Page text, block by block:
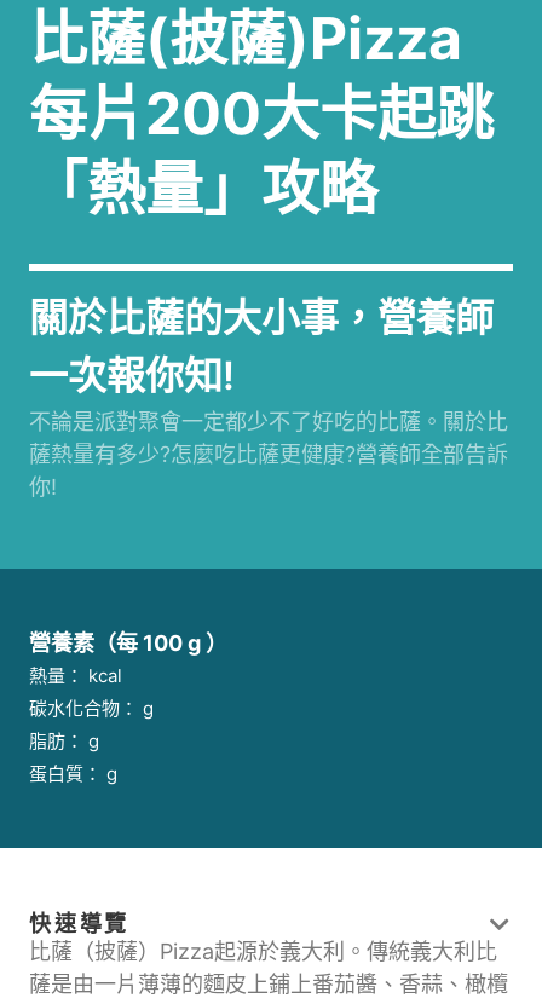
比薩(披薩)Pizza
每片200大卡起跳
「熱量」攻略
關於比薩的大小事，營養師
一次報你知!
不論是派對聚會一定都少不了好吃的比薩。關於比
薩熱量有多少?怎麼吃比薩更健康?營養師全部告訴
你!
營養素（每 100 g ）
熱量： kcal
碳水化合物： g
脂肪： g
蛋白質： g
快速導覽
比薩（披薩）Pizza起源於義大利。傳統義大利比
薩是由一片薄薄的麵皮上鋪上番茄醬、香蒜、橄欖